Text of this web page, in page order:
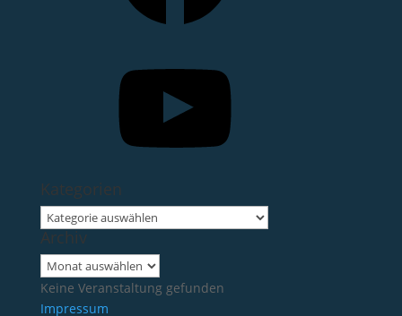
Kategorien
Kategorien
Archiv
Archiv
Keine Veranstaltung gefunden
Impressum